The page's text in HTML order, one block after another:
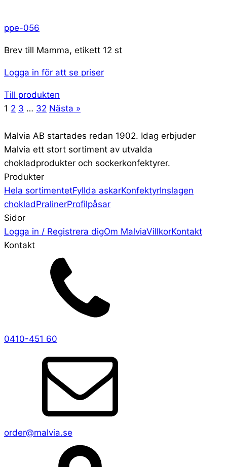
ppe-056
Brev till Mamma, etikett 12 st
Logga in för att se priser
Till produkten
1 2 3 … 32 Nästa »
Malvia AB startades redan 1902. Idag erbjuder
Malvia ett stort sortiment av utvalda
chokladprodukter och sockerkonfektyrer.
Produkter
Hela sortimentetFyllda askarKonfektyrInslagen
chokladPralinerProfilpåsar
Sidor
Logga in / Registrera digOm MalviaVillkorKontakt
Kontakt
0410-451 60
order@malvia.se